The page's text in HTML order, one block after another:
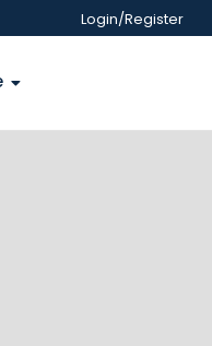
Login/Register